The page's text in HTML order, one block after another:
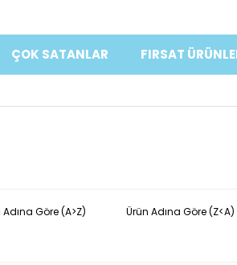
ÇOK SATANLAR FIRSAT
Adına Göre (A>Z) Ürün Adına Göre (Z<A)